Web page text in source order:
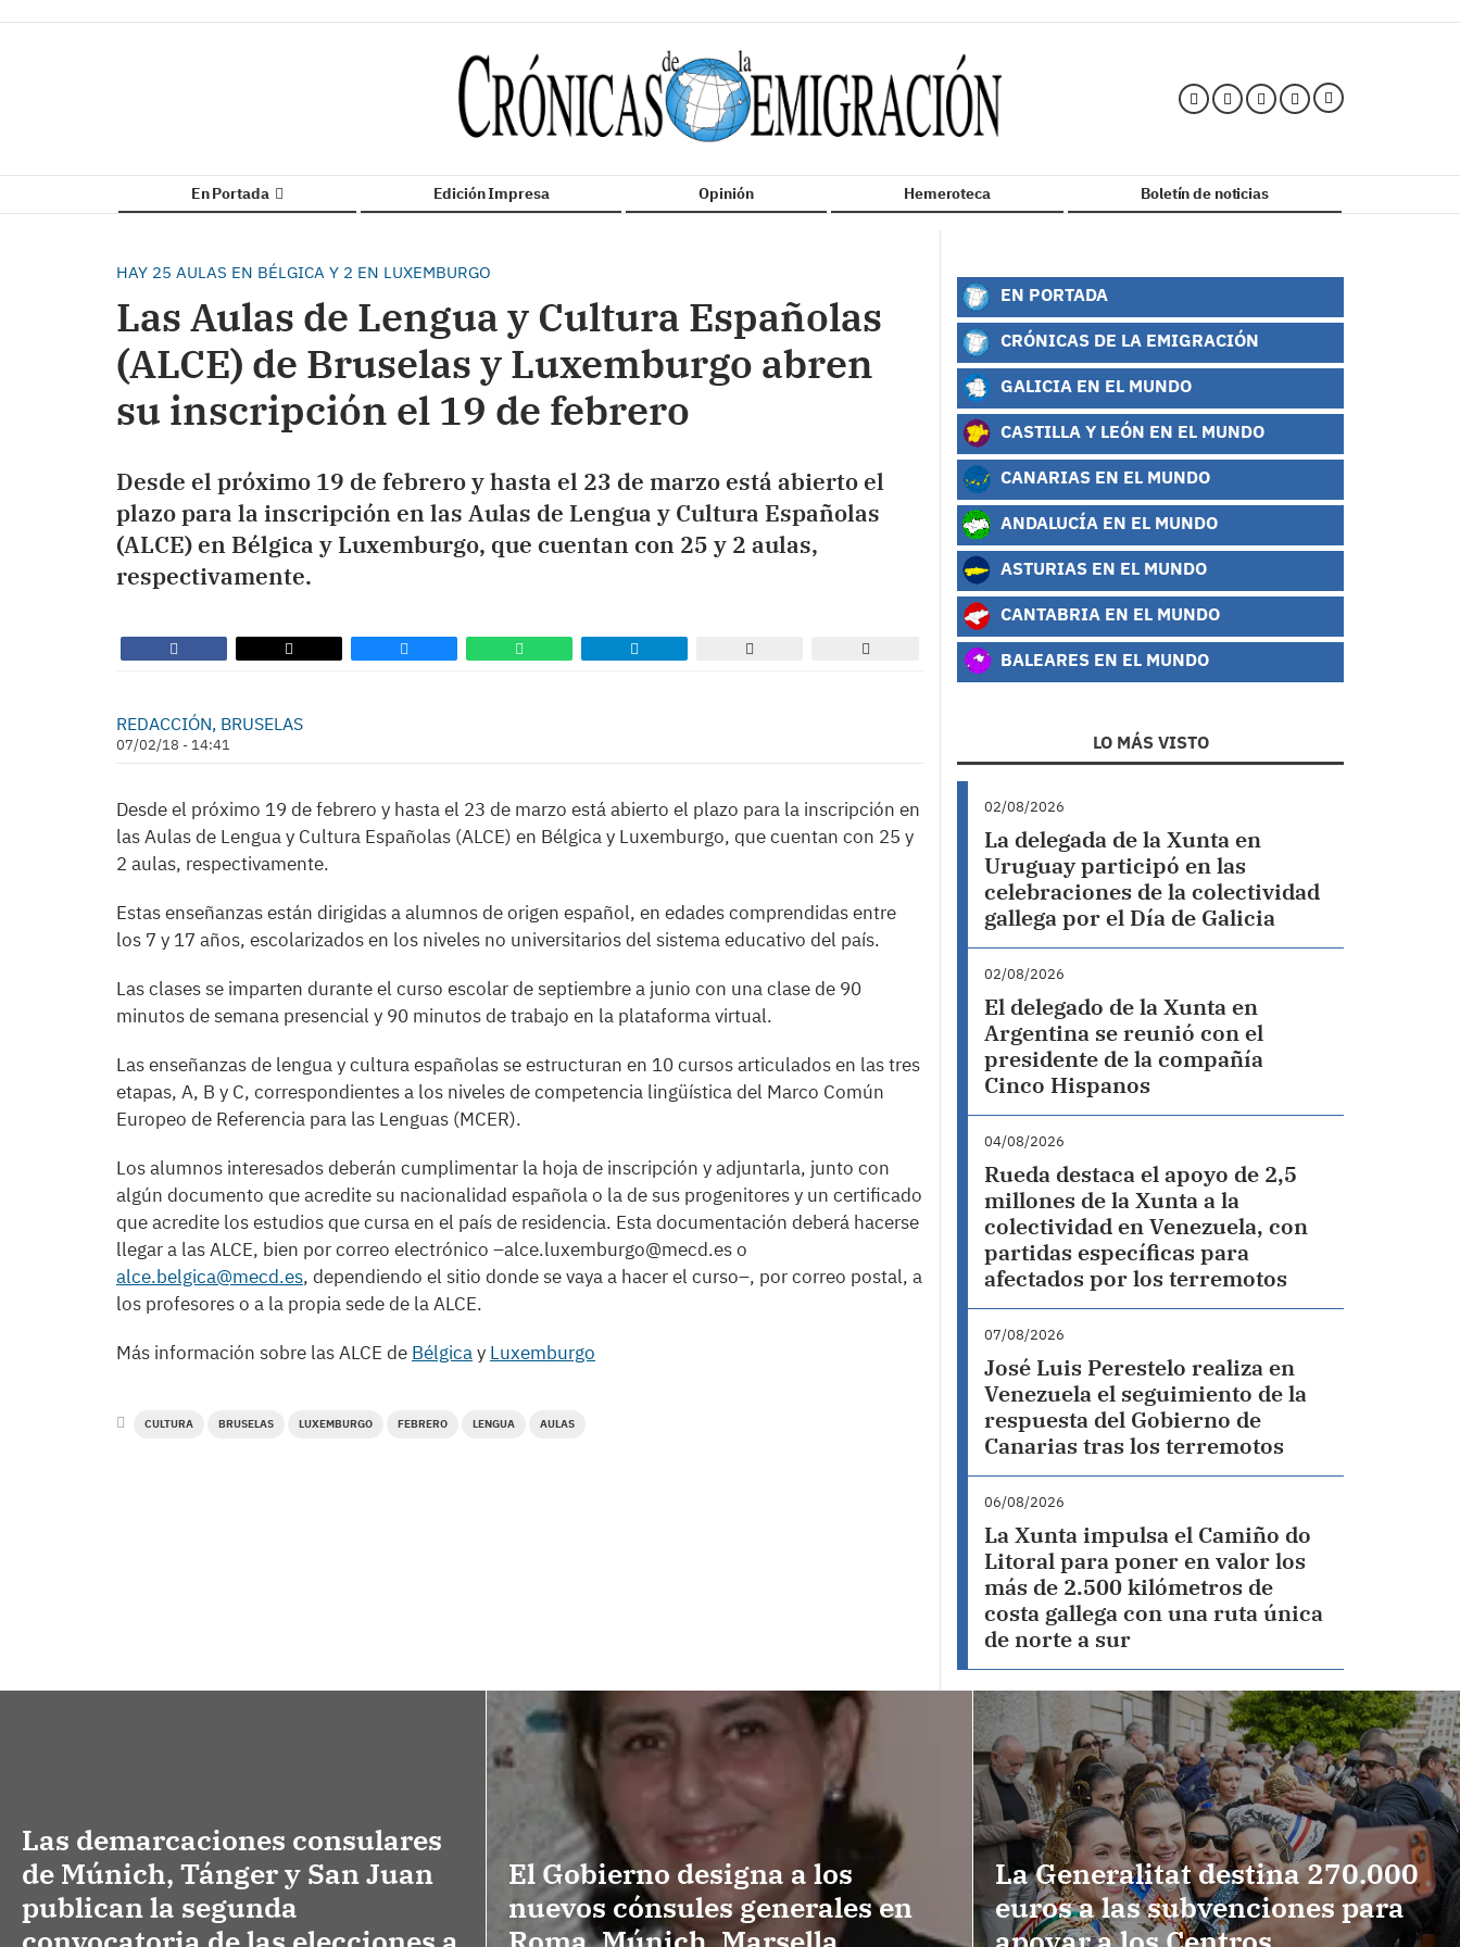
En Portada Edición Impresa Opinión Hemeroteca Boletín de noticias
HAY 25 AULAS EN BÉLGICA Y 2 EN LUXEMBURGO
Las Aulas de Lengua y Cultura Españolas
(ALCE) de Bruselas y Luxemburgo abren
su inscripción el 19 de febrero
Desde el próximo 19 de febrero y hasta el 23 de marzo está abierto el
plazo para la inscripción en las Aulas de Lengua y Cultura Españolas
(ALCE) en Bélgica y Luxemburgo, que cuentan con 25 y 2 aulas,
respectivamente.
REDACCIÓN, BRUSELAS
07/02/18 - 14:41
Desde el próximo 19 de febrero y hasta el 23 de marzo está abierto el plazo para la inscripción en
las Aulas de Lengua y Cultura Españolas (ALCE) en Bélgica y Luxemburgo, que cuentan con 25 y
2 aulas, respectivamente.
Estas enseñanzas están dirigidas a alumnos de origen español, en edades comprendidas entre
los 7 y 17 años, escolarizados en los niveles no universitarios del sistema educativo del país.
Las clases se imparten durante el curso escolar de septiembre a junio con una clase de 90
minutos de semana presencial y 90 minutos de trabajo en la plataforma virtual.
Las enseñanzas de lengua y cultura españolas se estructuran en 10 cursos articulados en las tres
etapas, A, B y C, correspondientes a los niveles de competencia lingüística del Marco Común
Europeo de Referencia para las Lenguas (MCER).
Los alumnos interesados deberán cumplimentar la hoja de inscripción y adjuntarla, junto con
algún documento que acredite su nacionalidad española o la de sus progenitores y un certificado
que acredite los estudios que cursa en el país de residencia. Esta documentación deberá hacerse
llegar a las ALCE, bien por correo electrónico –alce.luxemburgo@mecd.es o
alce.belgica@mecd.es, dependiendo el sitio donde se vaya a hacer el curso–, por correo postal, a
los profesores o a la propia sede de la ALCE.
Más información sobre las ALCE de Bélgicay Luxemburgo
CULTURA BRUSELAS LUXEMBURGO FEBRERO LENGUA AULAS
EN PORTADA
CRÓNICAS DE LA EMIGRACIÓN
GALICIA EN EL MUNDO
CASTILLA Y LEÓN EN EL MUNDO
CANARIAS EN EL MUNDO
ANDALUCÍA EN EL MUNDO
ASTURIAS EN EL MUNDO
CANTABRIA EN EL MUNDO
BALEARES EN EL MUNDO
LO MÁS VISTO
02/08/2026
La delegada de la Xunta en
Uruguay participó en las
celebraciones de la colectividad
gallega por el Día de Galicia
02/08/2026
El delegado de la Xunta en
Argentina se reunió con el
presidente de la compañía
Cinco Hispanos
04/08/2026
Rueda destaca el apoyo de 2,5
millones de la Xunta a la
colectividad en Venezuela, con
partidas específicas para
afectados por los terremotos
07/08/2026
José Luis Perestelo realiza en
Venezuela el seguimiento de la
respuesta del Gobierno de
Canarias tras los terremotos
06/08/2026
La Xunta impulsa el Camiño do
Litoral para poner en valor los
más de 2.500 kilómetros de
costa gallega con una ruta única
de norte a sur
Las demarcaciones consulares
de Múnich, Tánger y San Juan
publican la segunda
El Gobierno designa a los
nuevos cónsules generales en
La Generalitat destina 270.000
euros a las subvenciones para